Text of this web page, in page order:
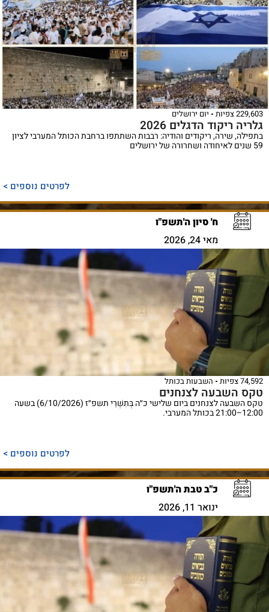
229,603 צפיות יום ירושלים
גלריה ריקוד הדגלים 2026
בתפילה, שירה, ריקודים והודיה: רבבות השתתפו ברחבת הכותל המערבי לציון
59 שנים לאיחודה ושחרורה של ירושלים
לפרטים נוספים >
ח' סיון ה'תשפ"ו
מאי 24, 2026
74,592 צפיות השבעות בכותל
טקס השבעה לצנחנים
טקס השבעה לצנחנים ביום שלישי כ״ה בְּתִשְׁרֵי תשפ״ז (6/10/2026) בשעה
12:00–21:00 בכותל המערבי.
לפרטים נוספים >
כ"ב טבת ה'תשפ"ו
ינואר 11, 2026